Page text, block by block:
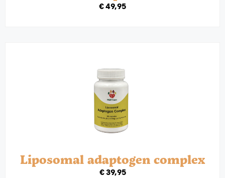
€49,95
Liposomal adaptogen complex
€39,95